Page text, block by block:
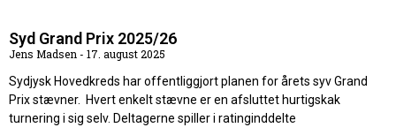
Syd Grand Prix 2025/26
Jens Madsen
17. august 2025
Sydjysk Hovedkreds har offentliggjort planen for årets syv Grand
Prix stævner. Hvert enkelt stævne er en afsluttet hurtigskak
turnering i sig selv. Deltagerne spiller i ratinginddelte